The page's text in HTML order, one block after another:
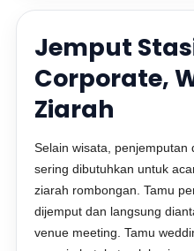
Jemput
Corporate,
Ziarah
Selain wisata, penjemputan
sering dibutuhkan untuk
ziarah rombongan. Tamu
dijemput dan langsung
venue meeting. Tamu